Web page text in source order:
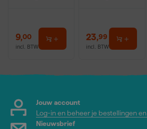
9,00
incl. BTW
23,99
incl. BTW
Jouw account
Log-in en beheer je bestellingen
Nieuwsbrief